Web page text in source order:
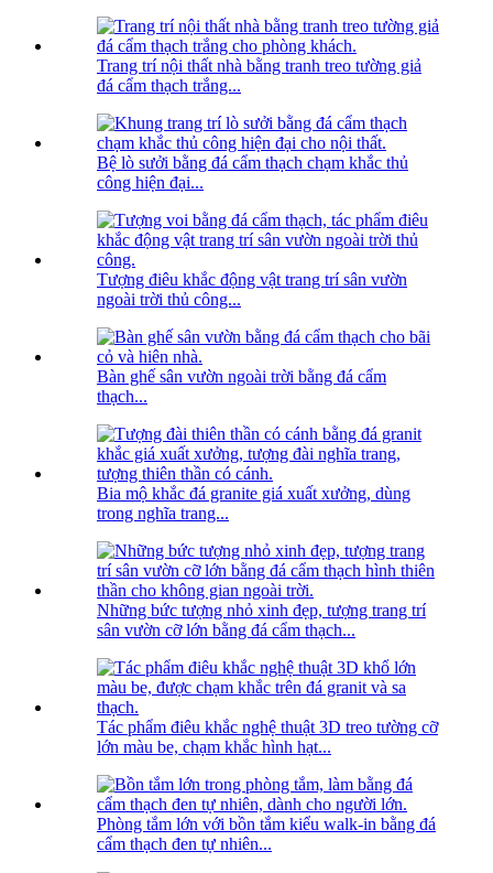
Trang trí nội thất nhà bằng tranh treo tường giả
đá cẩm thạch trắng...
Bệ lò sưởi bằng đá cẩm thạch chạm khắc thủ
công hiện đại...
Tượng điêu khắc động vật trang trí sân vườn
ngoài trời thủ công...
Bàn ghế sân vườn ngoài trời bằng đá cẩm
thạch...
Bia mộ khắc đá granite giá xuất xưởng, dùng
trong nghĩa trang...
Những bức tượng nhỏ xinh đẹp, tượng trang trí
sân vườn cỡ lớn bằng đá cẩm thạch...
Tác phẩm điêu khắc nghệ thuật 3D treo tường cỡ
lớn màu be, chạm khắc hình hạt...
Phòng tắm lớn với bồn tắm kiểu walk-in bằng đá
cẩm thạch đen tự nhiên...